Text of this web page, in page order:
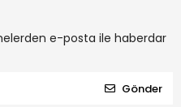
e-posta ile haberdar
Gönder